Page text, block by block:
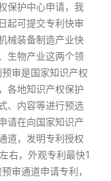
保护中心申请，我
起可提交专利快审
械装备制造产业快
生物产业这两个领
审是国家知识产权
各地知识产权保护
、内容等进行预选
请在向国家知识产
道，发明专利授权
右，外观专利最快1
审通道申请专利，